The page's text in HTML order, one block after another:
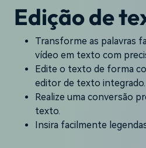
Sala de imprensa
Loja
Suporte
Recursos criativos
Vídeo/Imagem
Textos
Soluções
Filmora para
Recursos
Prompts de Vídeo
populares para gerar vídeos
semelhantes em segundos
Central de ajuda
Fale conosco
Preços
Edição de
Transforme as palavras
vídeo em texto com
Edite o texto de forma
editor de texto integrado.
Realize uma conversão
texto.
Insira facilmente